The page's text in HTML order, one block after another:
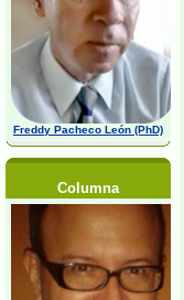
Freddy Pacheco León (PhD)
Columna